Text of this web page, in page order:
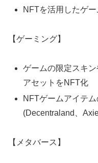
NFTを活用したゲ
【ゲーミング】
ゲームの限定スキ
アセットをNFT化
NFTゲームアイテ
(Decentraland、
【メタバース】